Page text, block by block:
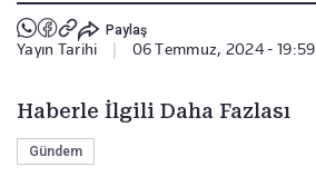
Paylaş
Yayın Tarihi 06 Temmuz, 2024 - 19:59
Haberle İlgili Daha Fazlası
Gündem